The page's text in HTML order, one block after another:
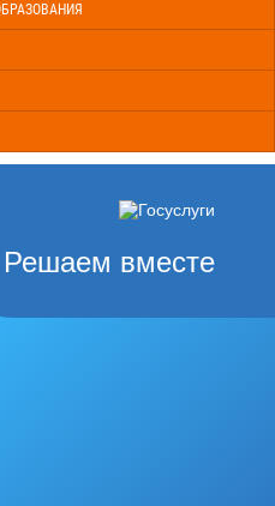
Решаем вместе